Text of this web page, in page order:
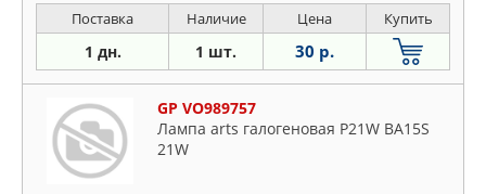
Поставка Наличие Цена Купить
1 дн. 1 шт. 30 р.
GP VO989757
Лампа arts галогеновая P21W BA15S
21W